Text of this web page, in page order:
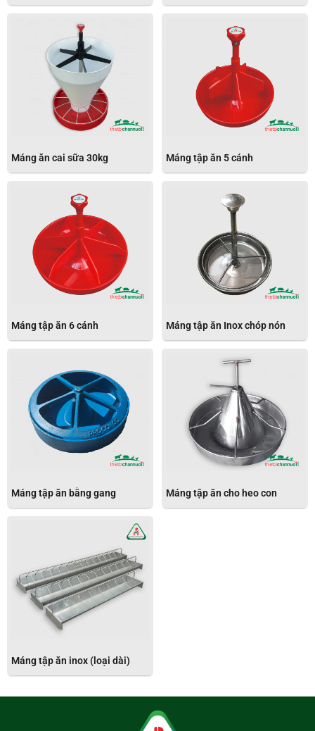
Máng ăn cai sữa 30kg Máng tập ăn 5 cánh
Máng tập ăn 6 cánh Máng tập ăn Inox chóp nón
Máng tập ăn bằng gang Máng tập ăn cho heo con
Máng tập ăn inox (loại dài)